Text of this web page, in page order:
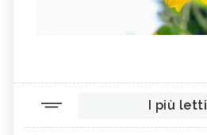
I più letti